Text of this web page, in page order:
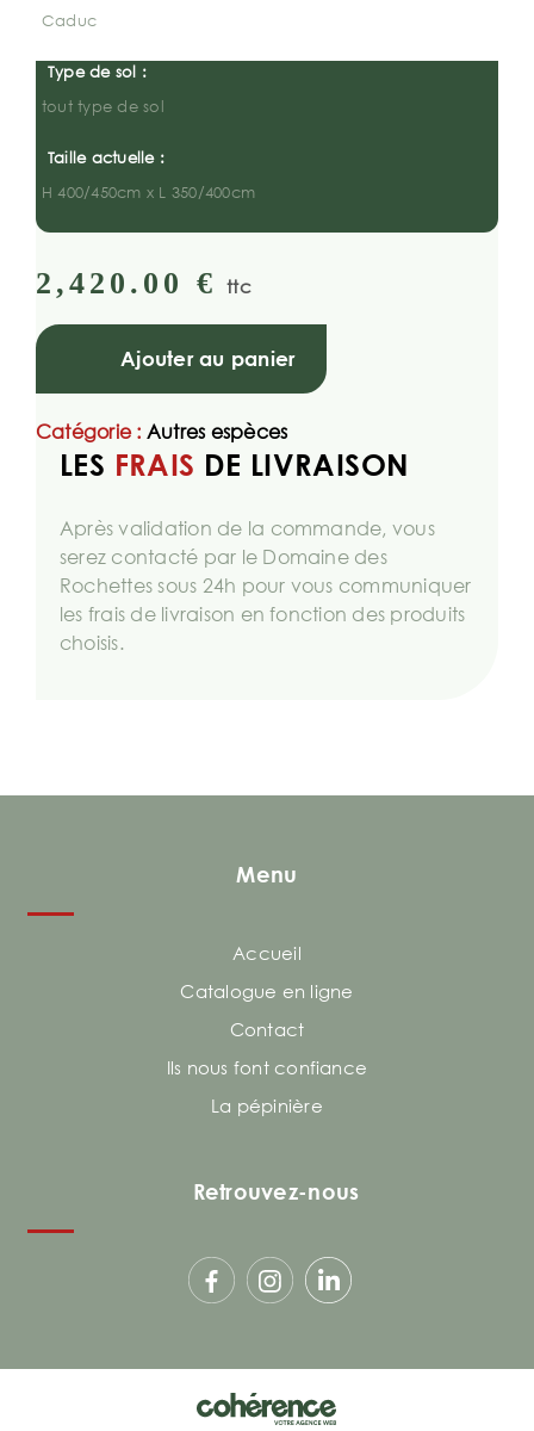
Caduc
Type de sol :
tout type de sol
Taille actuelle :
H 400/450cm x L 350/400cm
2,420.00 € ttc
Ajouter au panier
Catégorie : Autres espèces
LES FRAIS DE LIVRAISON
Après validation de la commande, vous
serez contacté par le Domaine des
Rochettes sous 24h pour vous communiquer
les frais de livraison en fonction des produits
choisis.
Menu
Accueil
Catalogue en ligne
Contact
Ils nous font confiance
La pépinière
Retrouvez-nous